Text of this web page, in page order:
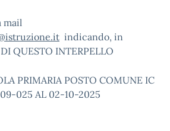
mail
indicando, in
QUESTO INTERPELLO
PRIMARIA POSTO COMUNE IC
025 AL 02-10-2025